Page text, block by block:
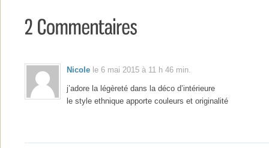
Nicole le 6 mai 2015 à 11 h 46 min.
j’adore la légèreté dans la déco d’intérieure
le style ethnique apporte couleurs et originalité